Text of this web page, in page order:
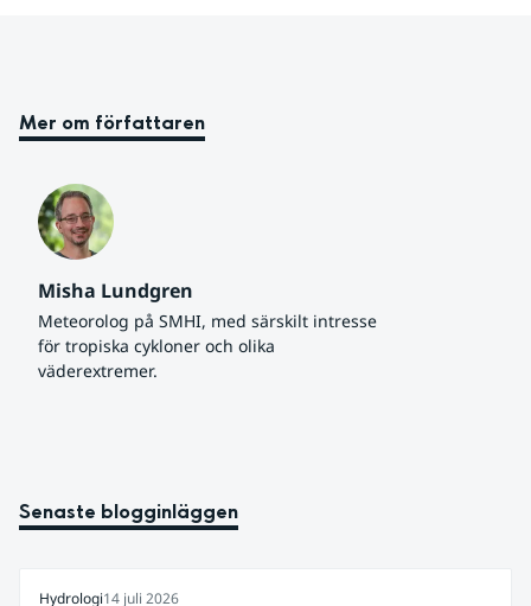
Mer om författaren
Misha Lundgren
Meteorolog på SMHI, med särskilt intresse
för tropiska cykloner och olika
väderextremer.
Senaste blogginläggen
Hydrologi14 juli 2026